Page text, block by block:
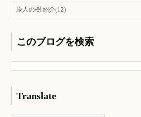
旅人の樹 紹介(12)
このブログを検索
Translate